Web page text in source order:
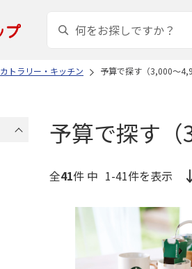
カトラリー・キッチン 予算で探す（3,000～
予算で探す（
全41件 中 1-41件を表示